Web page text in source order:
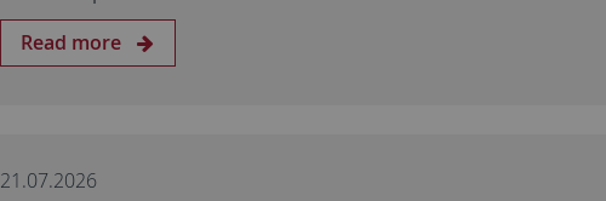
Read more
21.07.2026